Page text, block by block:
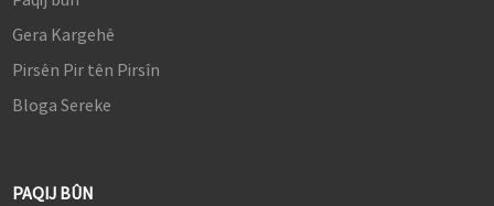
Gera Kargehê
Pirsên Pir tên Pirsîn
Bloga Sereke
PAQIJ BÛN